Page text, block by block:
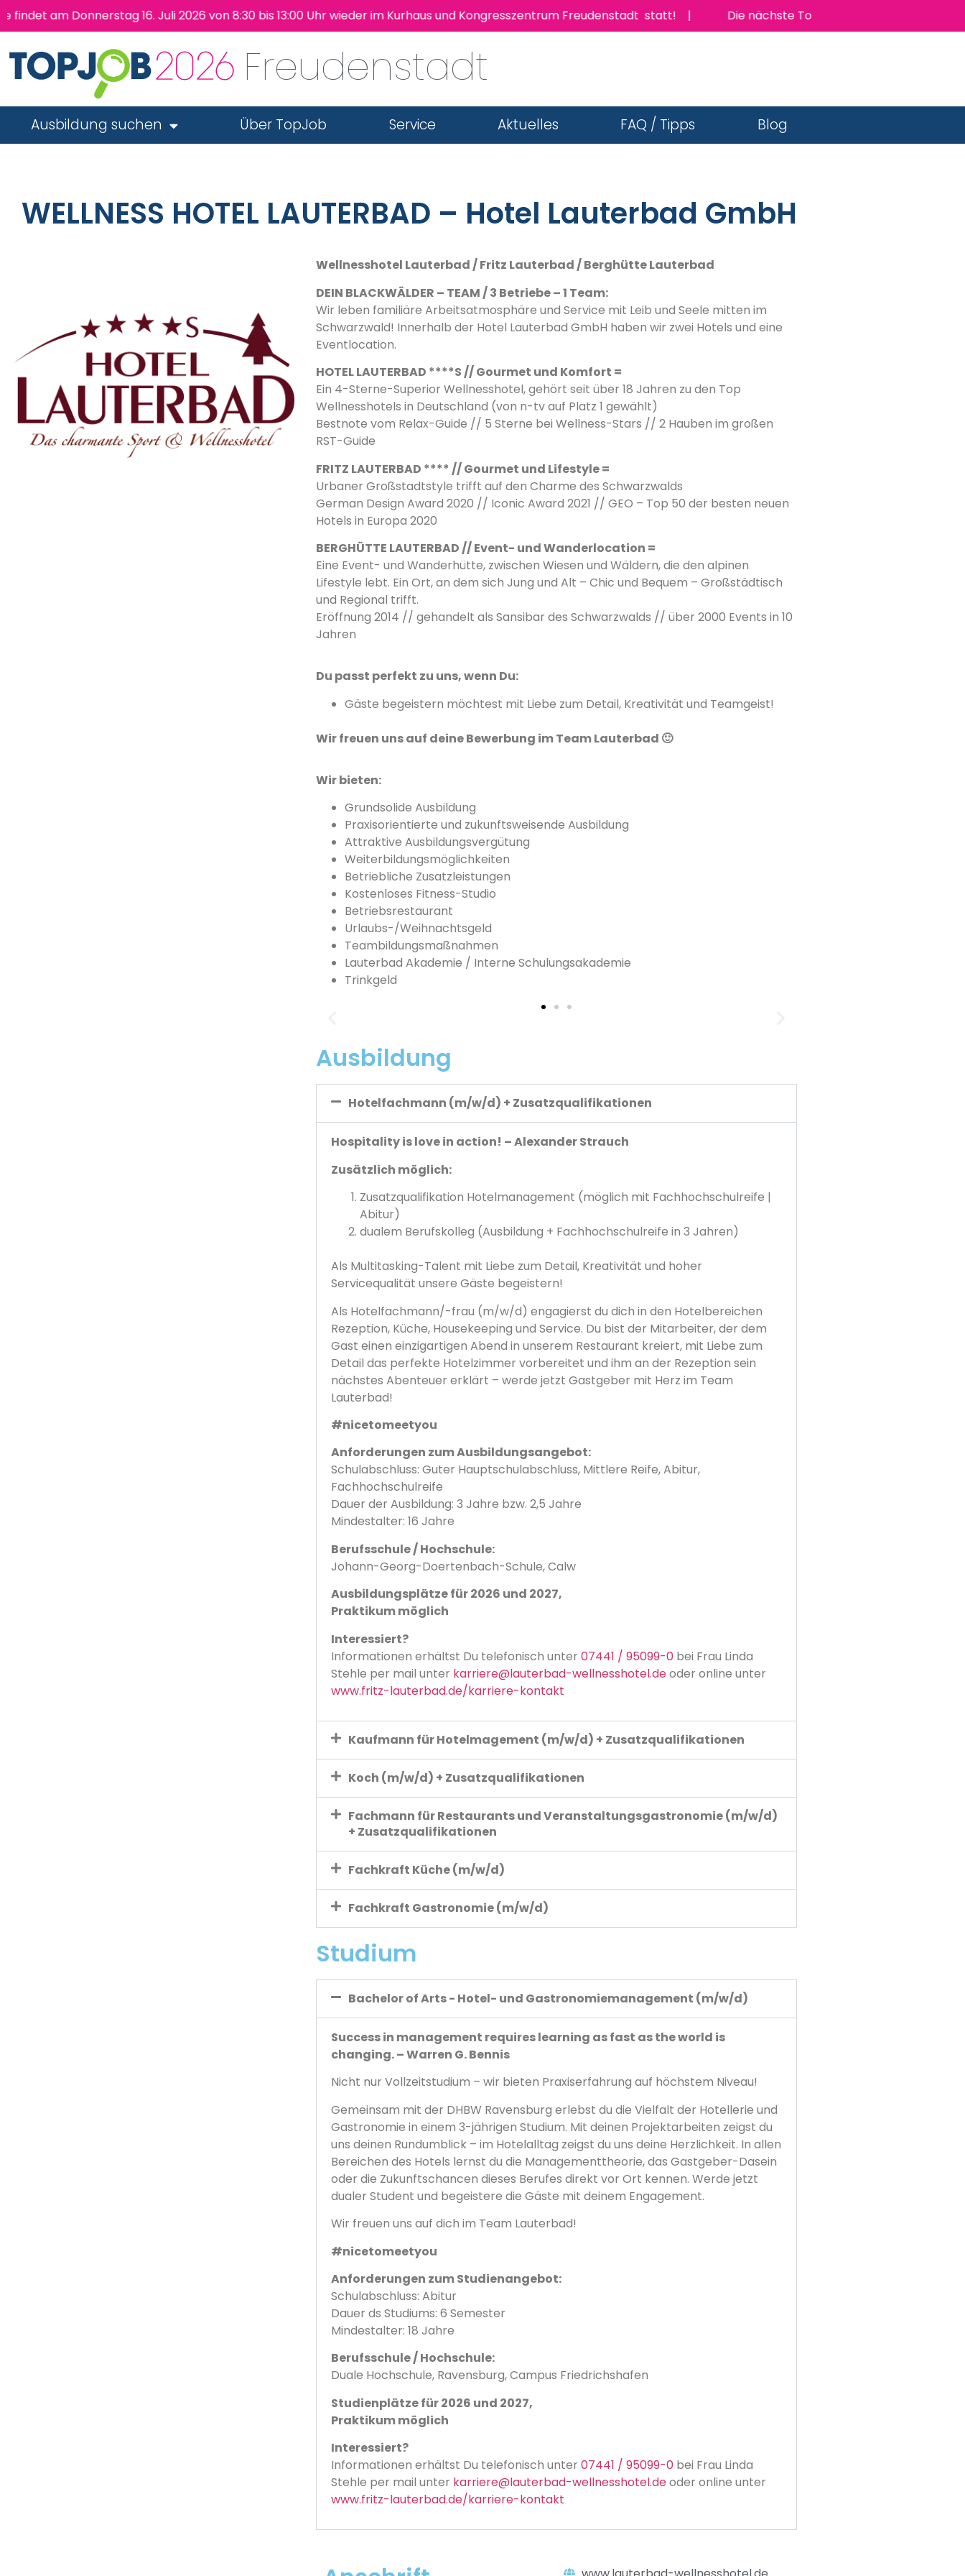
am Donnerstag 16. Juli 2026 von 8:30 bis 13:00 Uhr wieder im Kurhaus und Kongresszentrum Freudenstadt statt! | Die nächste TopJob Messe findet am
Freudenstadt
Ausbildung suchen Über TopJob Service Aktuelles FAQ / Tipps Blog
WELLNESS HOTEL LAUTERBAD – Hotel Lauterbad GmbH
Wellnesshotel Lauterbad / Fritz Lauterbad / Berghütte Lauterbad
DEIN BLACKWÄLDER – TEAM / 3 Betriebe – 1 Team:
Wir leben familiäre Arbeitsatmosphäre und Service mit Leib und Seele mitten im
Schwarzwald! Innerhalb der Hotel Lauterbad GmbH haben wir zwei Hotels und eine
Eventlocation.
HOTEL LAUTERBAD ****S // Gourmet und Komfort =
Ein 4-Sterne-Superior Wellnesshotel, gehört seit über 18 Jahren zu den Top
Wellnesshotels in Deutschland (von n-tv auf Platz 1 gewählt)
Bestnote vom Relax-Guide // 5 Sterne bei Wellness-Stars // 2 Hauben im großen
RST-Guide
FRITZ LAUTERBAD **** // Gourmet und Lifestyle =
Urbaner Großstadtstyle trifft auf den Charme des Schwarzwalds
German Design Award 2020 // Iconic Award 2021 // GEO – Top 50 der besten neuen
Hotels in Europa 2020
BERGHÜTTE LAUTERBAD // Event- und Wanderlocation =
Eine Event- und Wanderhütte, zwischen Wiesen und Wäldern, die den alpinen
Lifestyle lebt. Ein Ort, an dem sich Jung und Alt – Chic und Bequem – Großstädtisch
und Regional trifft.
Eröffnung 2014 // gehandelt als Sansibar des Schwarzwalds // über 2000 Events in 10
Jahren
Du passt perfekt zu uns, wenn Du:
Gäste begeistern möchtest mit Liebe zum Detail, Kreativität und Teamgeist!
Wir freuen uns auf deine Bewerbung im Team Lauterbad 🙂
Wir bieten:
Grundsolide Ausbildung
Praxisorientierte und zukunftsweisende Ausbildung
Attraktive Ausbildungsvergütung
Weiterbildungsmöglichkeiten
Betriebliche Zusatzleistungen
Kostenloses Fitness-Studio
Betriebsrestaurant
Urlaubs-/Weihnachtsgeld
Teambildungsmaßnahmen
Lauterbad Akademie / Interne Schulungsakademie
Trinkgeld
Ausbildung
Hotelfachmann (m/w/d) + Zusatzqualifikationen
Hospitality is love in action! – Alexander Strauch
Zusätzlich möglich:
Zusatzqualifikation Hotelmanagement (möglich mit Fachhochschulreife |
Abitur)
dualem Berufskolleg (Ausbildung + Fachhochschulreife in 3 Jahren)
Als Multitasking-Talent mit Liebe zum Detail, Kreativität und hoher
Servicequalität unsere Gäste begeistern!
Als Hotelfachmann/-frau (m/w/d) engagierst du dich in den Hotelbereichen
Rezeption, Küche, Housekeeping und Service. Du bist der Mitarbeiter, der dem
Gast einen einzigartigen Abend in unserem Restaurant kreiert, mit Liebe zum
Detail das perfekte Hotelzimmer vorbereitet und ihm an der Rezeption sein
nächstes Abenteuer erklärt – werde jetzt Gastgeber mit Herz im Team
Lauterbad!
#nicetomeetyou
Anforderungen zum Ausbildungsangebot:
Schulabschluss: Guter Hauptschulabschluss, Mittlere Reife, Abitur,
Fachhochschulreife
Dauer der Ausbildung: 3 Jahre bzw. 2,5 Jahre
Mindestalter: 16 Jahre
Berufsschule / Hochschule:
Johann-Georg-Doertenbach-Schule, Calw
Ausbildungsplätze für 2026 und 2027,
Praktikum möglich
Interessiert?
Informationen erhältst Du telefonisch unter 07441 / 95099-0bei Frau Linda
Stehle per mail unter karriere@lauterbad-wellnesshotel.deoder online unter
www.fritz-lauterbad.de/karriere-kontakt
Kaufmann für Hotelmagement (m/w/d) + Zusatzqualifikationen
Koch (m/w/d) + Zusatzqualifikationen
Fachmann für Restaurants und Veranstaltungsgastronomie (m/w/d)
+ Zusatzqualifikationen
Fachkraft Küche (m/w/d)
Fachkraft Gastronomie (m/w/d)
Studium
Bachelor of Arts - Hotel- und Gastronomiemanagement (m/w/d)
Success in management requires learning as fast as the world is
changing. – Warren G. Bennis
Nicht nur Vollzeitstudium – wir bieten Praxiserfahrung auf höchstem Niveau!
Gemeinsam mit der DHBW Ravensburg erlebst du die Vielfalt der Hotellerie und
Gastronomie in einem 3-jährigen Studium. Mit deinen Projektarbeiten zeigst du
uns deinen Rundumblick – im Hotelalltag zeigst du uns deine Herzlichkeit. In allen
Bereichen des Hotels lernst du die Managementtheorie, das Gastgeber-Dasein
oder die Zukunftschancen dieses Berufes direkt vor Ort kennen. Werde jetzt
dualer Student und begeistere die Gäste mit deinem Engagement.
Wir freuen uns auf dich im Team Lauterbad!
#nicetomeetyou
Anforderungen zum Studienangebot:
Schulabschluss: Abitur
Dauer ds Studiums: 6 Semester
Mindestalter: 18 Jahre
Berufsschule / Hochschule:
Duale Hochschule, Ravensburg, Campus Friedrichshafen
Studienplätzefür 2026 und 2027,
Praktikum möglich
Interessiert?
Informationen erhältst Du telefonisch unter 07441 / 95099-0bei Frau Linda
Stehle per mail unter karriere@lauterbad-wellnesshotel.deoder online unter
www.fritz-lauterbad.de/karriere-kontakt